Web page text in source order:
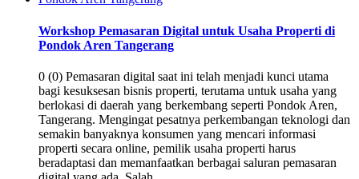
Workshop Pemasaran Digital untuk Usaha Properti di
Pondok Aren Tangerang
0 (0) Pemasaran digital saat ini telah menjadi kunci utama
bagi kesuksesan bisnis properti, terutama untuk usaha yang
berlokasi di daerah yang berkembang seperti Pondok Aren,
Tangerang. Mengingat pesatnya perkembangan teknologi dan
semakin banyaknya konsumen yang mencari informasi
properti secara online, pemilik usaha properti harus
beradaptasi dan memanfaatkan berbagai saluran pemasaran